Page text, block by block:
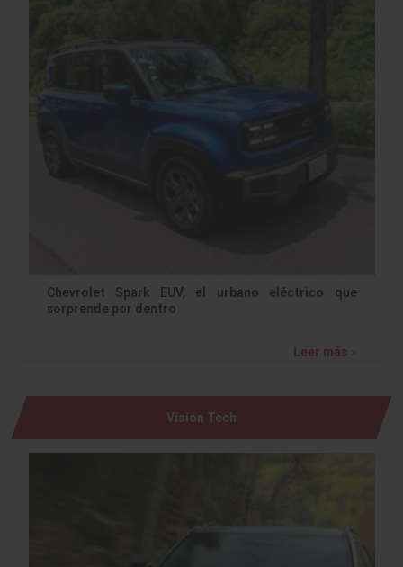
Chevrolet Spark EUV, el urbano eléctrico que
sorprende por dentro
Leer más »
Visión Tech